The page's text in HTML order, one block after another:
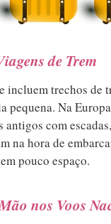
de Trem
incluem trechos de
pequena. Na
antigos com
na hora de
pouco espaço.
nos Voos